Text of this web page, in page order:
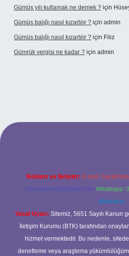
Gümüş yılı kutlamak ne demek ? için
Gümüş balığı nasıl kızartılır ? için admin
Gümüş balığı nasıl kızartılır ? için Filiz
Gümrük vergisi ne kadar ? için admin
Reklam ve İletişim: E-mail:
forumhizmeti@gmail.com Whatsapp:
@karabul
Yasal Uyarı: Sitemiz, 5651 Sayılı Kanun
İletişim Kurumu (BTK) tarafından
hizmet vermektedir. Bu nedenle,
denetleme veya araştırma